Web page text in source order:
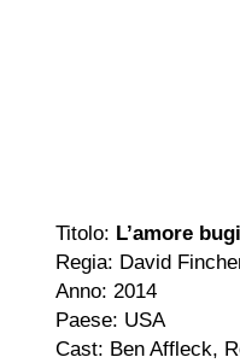
Titolo: L’amore
Regia: David
Anno: 2014
Paese: USA
Cast: Ben Affleck,